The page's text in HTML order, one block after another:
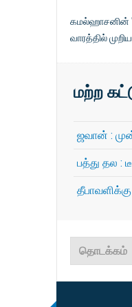
கமல்ஹாசனின்
வாரத்தில்
மற்ற
ஜவான் :
பத்து தல :
தொடக்கம்